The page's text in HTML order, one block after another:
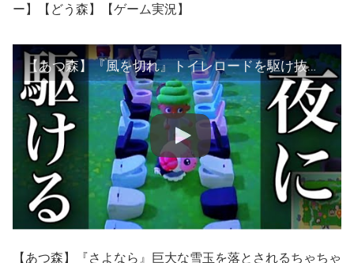
ー】【どう森】【ゲーム実況】
【あつ森】『風を切れ』トイレロードを駆け抜けるちゃちゃまるを実況する【あつまれどうぶつの森】【アナウンサー】【どう森】【ゲーム実況】
【あつ森】『さよなら』巨大な雪玉を落とされるちゃちゃ